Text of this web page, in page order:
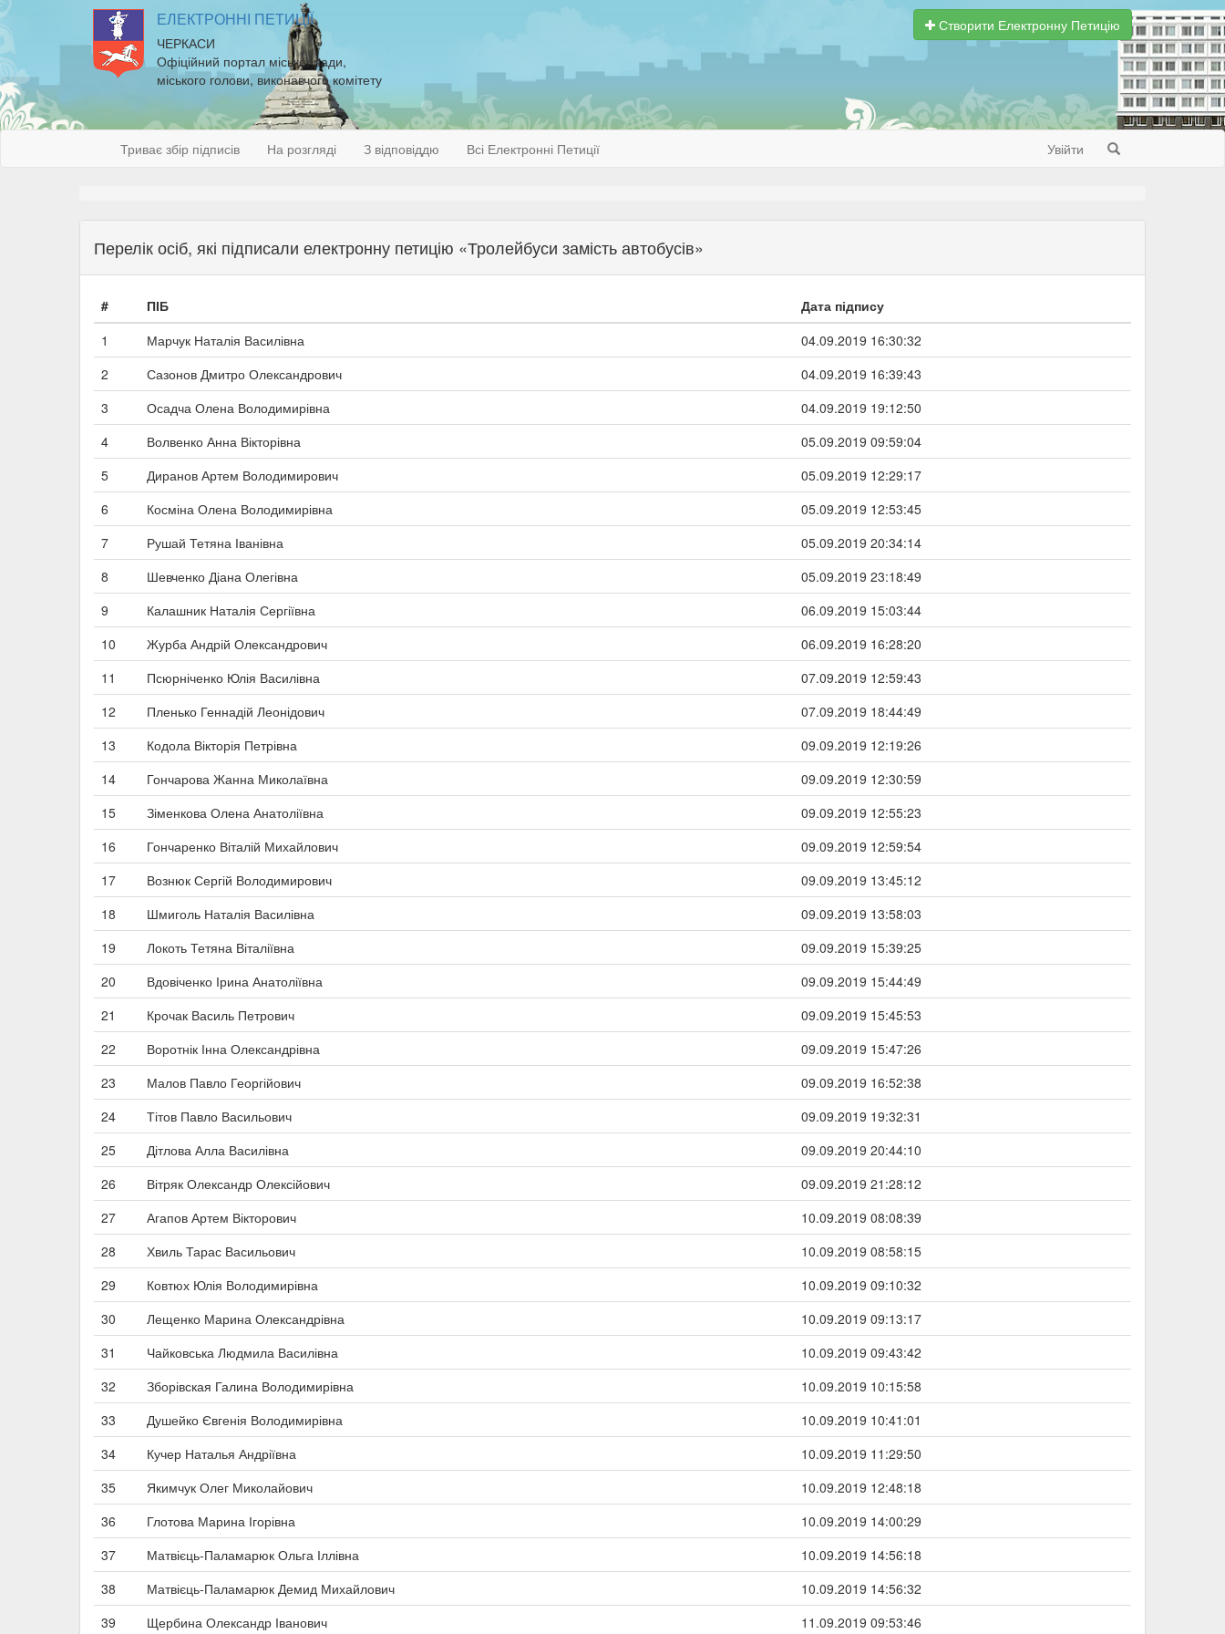
ЕЛЕКТРОННІ ПЕТИЦІЇ
ЧЕРКАСИ
Офіційний портал міської ради,
міського голови, виконавчого комітету
Створити Електронну Петицію
Триває збір підписів На розгляді З відповіддю Всі Електронні Петиції Увійти
Перелік осіб, які підписали електронну петицію «Тролейбуси замість автобусів»
# ПІБ
Дата підпису
1
Марчук Наталія Василівна
04.09.2019 16:30:32
2
Сазонов Дмитро Олександрович
04.09.2019 16:39:43
3
Осадча Олена Володимирівна
04.09.2019 19:12:50
4
Волвенко Анна Вікторівна
05.09.2019 09:59:04
5
Диранов Артем Володимирович
05.09.2019 12:29:17
6
Косміна Олена Володимирівна
05.09.2019 12:53:45
7
Рушай Тетяна Іванівна
05.09.2019 20:34:14
8
Шевченко Діана Олегівна
05.09.2019 23:18:49
9
Калашник Наталія Сергіївна
06.09.2019 15:03:44
10
Журба Андрій Олександрович
06.09.2019 16:28:20
11
Псюрніченко Юлія Василівна
07.09.2019 12:59:43
12
Пленько Геннадій Леонідович
07.09.2019 18:44:49
13
Кодола Вікторія Петрівна
09.09.2019 12:19:26
14
Гончарова Жанна Миколаївна
09.09.2019 12:30:59
15
Зіменкова Олена Анатоліївна
09.09.2019 12:55:23
16
Гончаренко Віталій Михайлович
09.09.2019 12:59:54
17
Вознюк Сергій Володимирович
09.09.2019 13:45:12
18
Шмиголь Наталія Василівна
09.09.2019 13:58:03
19
Локоть Тетяна Віталіївна
09.09.2019 15:39:25
20
Вдовіченко Ірина Анатоліївна
09.09.2019 15:44:49
21
Крочак Василь Петрович
09.09.2019 15:45:53
22
Воротнік Інна Олександрівна
09.09.2019 15:47:26
23
Малов Павло Георгійович
09.09.2019 16:52:38
24
Тітов Павло Васильович
09.09.2019 19:32:31
25
Дітлова Алла Василівна
09.09.2019 20:44:10
26
Вітряк Олександр Олексійович
09.09.2019 21:28:12
27
Агапов Артем Вікторович
10.09.2019 08:08:39
28
Хвиль Тарас Васильович
10.09.2019 08:58:15
29
Ковтюх Юлія Володимирівна
10.09.2019 09:10:32
30
Лещенко Марина Олександрівна
10.09.2019 09:13:17
31
Чайковська Людмила Василівна
10.09.2019 09:43:42
32
Зборівская Галина Володимирівна
10.09.2019 10:15:58
33
Душейко Євгенія Володимирівна
10.09.2019 10:41:01
34
Кучер Наталья Андріївна
10.09.2019 11:29:50
35
Якимчук Олег Миколайович
10.09.2019 12:48:18
36
Глотова Марина Ігорівна
10.09.2019 14:00:29
37
Матвієць-Паламарюк Ольга Іллівна
10.09.2019 14:56:18
38
Матвієць-Паламарюк Демид Михайлович
10.09.2019 14:56:32
39
Щербина Олександр Іванович
11.09.2019 09:53:46